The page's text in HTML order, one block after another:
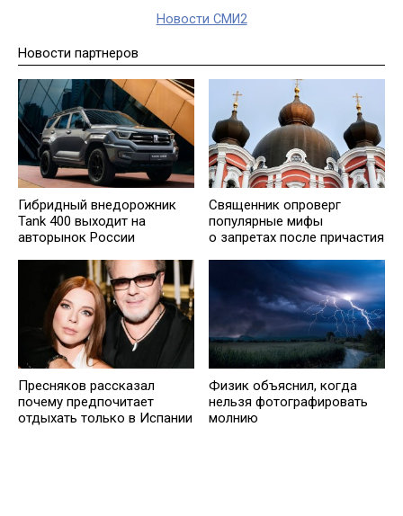
Новости СМИ2
Новости партнеров
Гибридный внедорожник
Tank 400 выходит на
авторынок России
Священник опроверг
популярные мифы
о запретах после причастия
Пресняков рассказал
почему предпочитает
отдыхать только в Испании
Физик объяснил, когда
нельзя фотографировать
молнию